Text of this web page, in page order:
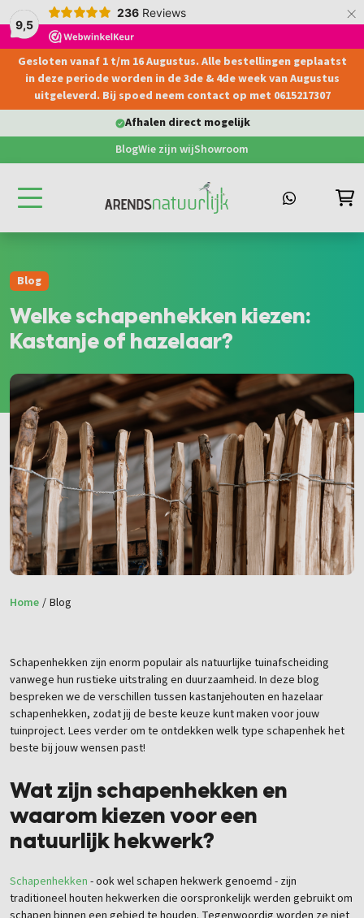
9,5
236 Reviews ×
Gesloten vanaf 1 t/m 16 Augustus. Alle bestellingen geplaatst
in deze periode worden in de 3de & 4de week van Augustus
uitgeleverd. Bij spoed neem contact op met 0615217307
Levering aan particulier &
BlogWie zijn wijShowroom
Blog
Welke schapenhekken kiezen:
Kastanje of hazelaar?
Home / Blog
Schapenhekken zijn enorm populair als natuurlijke tuinafscheiding
vanwege hun rustieke uitstraling en duurzaamheid. In deze blog
bespreken we de verschillen tussen kastanjehouten en hazelaar
schapenhekken, zodat jij de beste keuze kunt maken voor jouw
tuinproject. Lees verder om te ontdekken welk type schapenhek het
beste bij jouw wensen past!
Wat zijn schapenhekken en
waarom kiezen voor een
natuurlijk hekwerk?
Schapenhekken - ook wel schapen hekwerk genoemd - zijn
traditioneel houten hekwerken die oorspronkelijk werden gebruikt om